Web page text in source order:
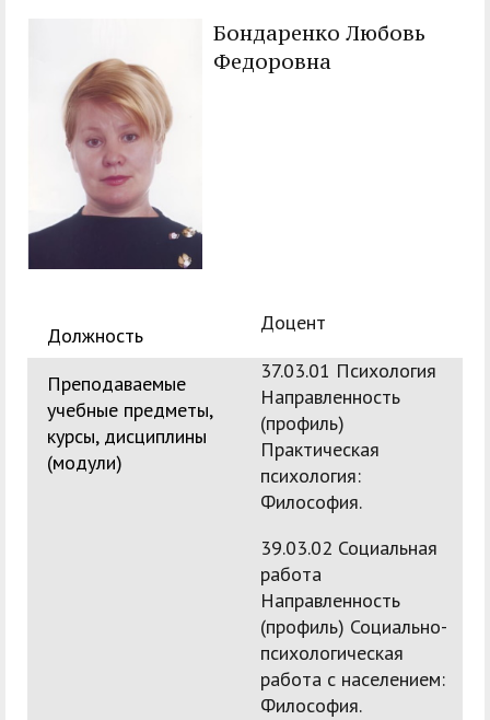
модуль «Обучение
служением»
Информация о
предоставлении
Бондаренко Любовь
Федоровна
Должность
Доцент
Преподаваемые
учебные предметы,
курсы, дисциплины
(модули)
37.03.01 Психология
Направленность
(профиль)
Практическая
психология:
Философия.
39.03.02 Социальная
работа
Направленность
(профиль) Социально-
психологическая
работа с населением:
Философия.